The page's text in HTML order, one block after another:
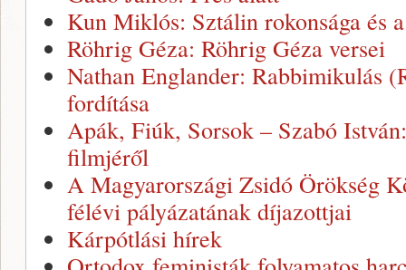
Kun Miklós: Sztálin rokonsága és
Röhrig Géza: Röhrig Géza versei
Nathan Englander: Rabbimikulás
fordítása
Apák, Fiúk, Sorsok – Szabó
filmjéről
A Magyarországi Zsidó Örökség
félévi pályázatának díjazottjai
Kárpótlási hírek